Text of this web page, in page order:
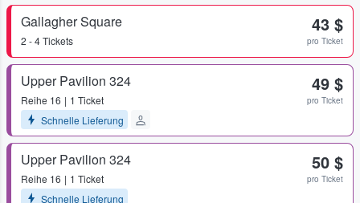
Gallagher Square
2 - 4 Tickets
43 $
pro Ticket
Upper Pavilion 324
Reihe 16
1 Ticket
Schnelle Lieferung
49 $
pro Ticket
Upper Pavilion 324
Reihe 16
1 Ticket
Schnelle Lieferung
50 $
pro Ticket